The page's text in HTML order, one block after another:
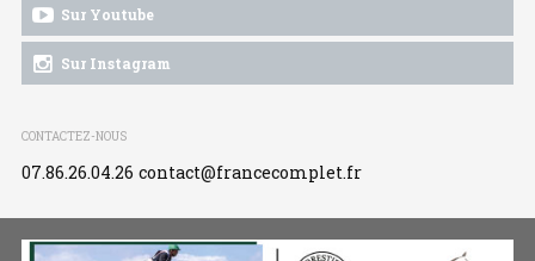
Sur Youtube
Sur Instagram
CONTACTEZ-NOUS
07.86.26.04.26 contact@francecomplet.fr